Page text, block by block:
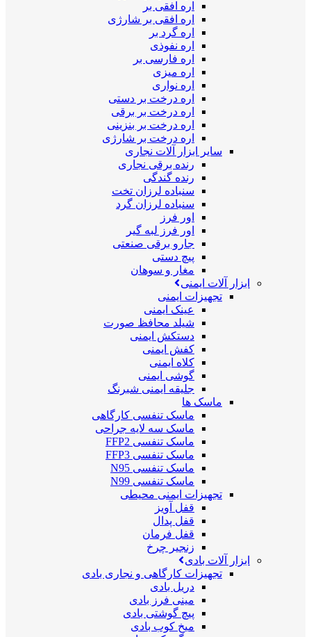
اره افقی بر
اره افقی بر شارژی
اره گرد بر
اره نفوذی
اره فارسی بر
اره میزی
اره نواری
اره درخت بر دستی
اره درخت بر برقی
اره درخت بر بنزینی
اره درخت بر شارژی
سایر ابزار آلات نجاری
رنده برقی نجاری
رنده گندگی
سنباده لرزان تخت
سنباده لرزان گرد
اور فرز
اور فرز لبه گیر
جارو برقی صنعتی
پیچ دستی
مغار و سوهان
ابزار آلات ایمنی
تجهیزات ایمنی
عینک ایمنی
شیلد محافظ صورت
دستکش ایمنی
کفش ایمنی
کلاه ایمنی
گوشی ایمنی
جلیقه ایمنی شبرنگ
ماسک ها
ماسک تنفسی کارگاهی
ماسک سه لایه جراحی
ماسک تنفسی FFP2
ماسک تنفسی FFP3
ماسک تنفسی N95
ماسک تنفسی N99
تجهیزات ایمنی محیطی
قفل آویز
قفل پدال
قفل فرمان
زنجیر چرخ
ابزار آلات بادی
تجهیزات کارگاهی و نجاری بادی
دریل بادی
مینی فرز بادی
پیچ گوشتی بادی
میخ کوب بادی